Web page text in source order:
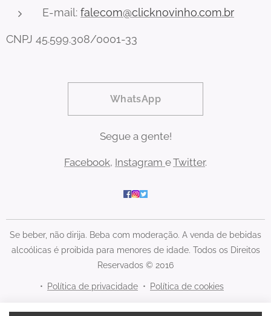
E-mail: falecom@clicknovinho.com.br
CNPJ 45.599.308/0001-33
WhatsApp
Segue a gente!
Facebook, Instagram eTwitter.
Se beber, não dirija. Beba com moderação. A venda de bebidas
alcoólicas é proibida para menores de idade. Todos os Direitos
Reservados © 2016
Política de privacidade Política de cookies